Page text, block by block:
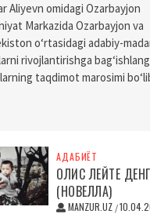
Aliyevn omidagi Ozarbayjon
Markazida Ozarbayjon va
o‘rtasidagi adabiy-
rivojlantirishga
taqdimot marosimi
АДАБИЁТ
ОЛИС ЛЕЙТЕ
(НОВЕЛЛА)
MANZUR.UZ /